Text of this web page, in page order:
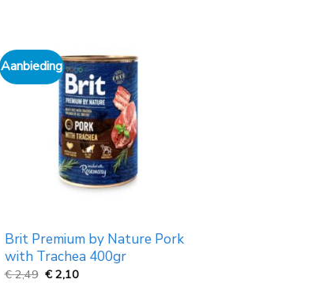
Aanbieding
Brit Premium by Nature Pork
with Trachea 400gr
€2,49 Oorspronkelijke
€ 2,10Huidige